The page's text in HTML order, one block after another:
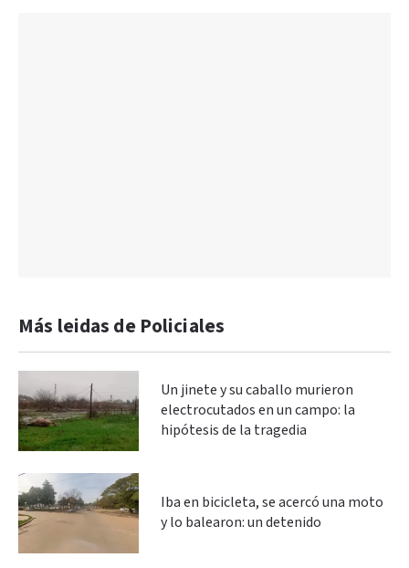
Más leidas de Policiales
Un jinete y su caballo murieron
electrocutados en un campo: la
hipótesis de la tragedia
Iba en bicicleta, se acercó una moto
y lo balearon: un detenido